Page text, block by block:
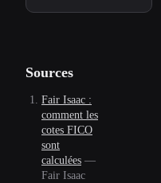
Sources
Fair Isaac :
comment les
cotes FICO
sont
calculées —
Fair Isaac